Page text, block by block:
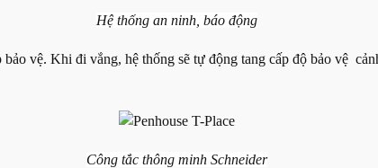
Hệ thống an ninh, báo động
vệ. Khi đi vắng, hệ thống sẽ tự động tang cấp độ bảo vệ
Công tắc thông minh Schneider